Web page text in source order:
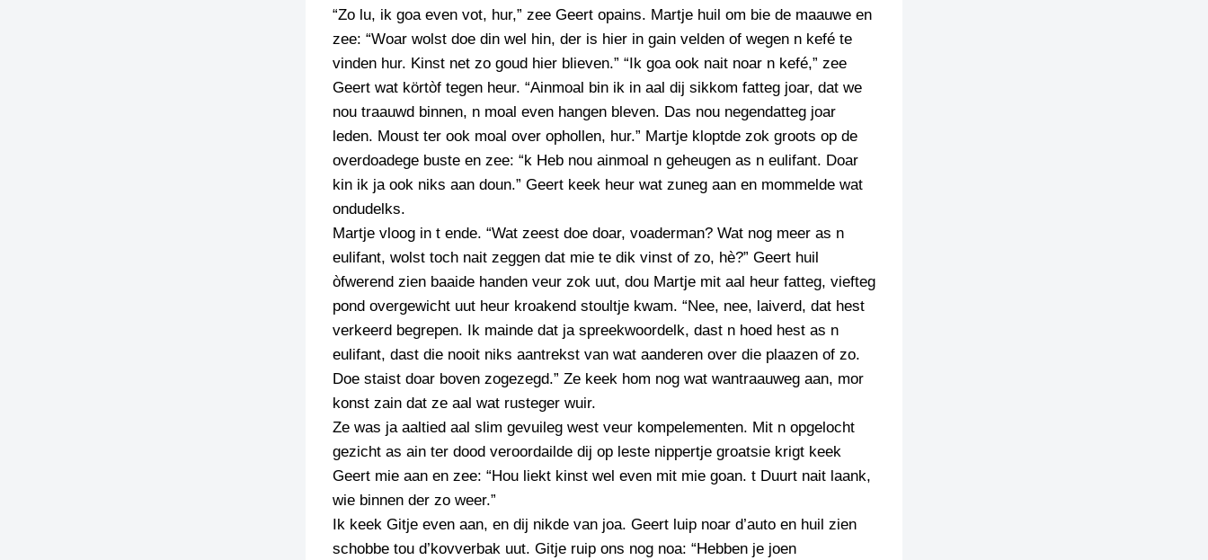
“Zo lu, ik goa even vot, hur,” zee Geert opains. Martje huil om bie de maauwe en
zee: “Woar wolst doe din wel hin, der is hier in gain velden of wegen n kefé te
vinden hur. Kinst net zo goud hier blieven.” “Ik goa ook nait noar n kefé,” zee
Geert wat körtòf tegen heur. “Ainmoal bin ik in aal dij sikkom fatteg joar, dat we
nou traauwd binnen, n moal even hangen bleven. Das nou negendatteg joar
leden. Moust ter ook moal over ophollen, hur.” Martje kloptde zok groots op de
overdoadege buste en zee: “k Heb nou ainmoal n geheugen as n eulifant. Doar
kin ik ja ook niks aan doun.” Geert keek heur wat zuneg aan en mommelde wat
ondudelks.
Martje vloog in t ende. “Wat zeest doe doar, voaderman? Wat nog meer as n
eulifant, wolst toch nait zeggen dat mie te dik vinst of zo, hè?” Geert huil
òfwerend zien baaide handen veur zok uut, dou Martje mit aal heur fatteg, viefteg
pond overgewicht uut heur kroakend stoultje kwam. “Nee, nee, laiverd, dat hest
verkeerd begrepen. Ik mainde dat ja spreekwoordelk, dast n hoed hest as n
eulifant, dast die nooit niks aantrekst van wat aanderen over die plaazen of zo.
Doe staist doar boven zogezegd.” Ze keek hom nog wat wantraauweg aan, mor
konst zain dat ze aal wat rusteger wuir.
Ze was ja aaltied aal slim gevuileg west veur kompelementen. Mit n opgelocht
gezicht as ain ter dood veroordailde dij op leste nippertje groatsie krigt keek
Geert mie aan en zee: “Hou liekt kinst wel even mit mie goan. t Duurt nait laank,
wie binnen der zo weer.”
Ik keek Gitje even aan, en dij nikde van joa. Geert luip noar d’auto en huil zien
schobbe tou d’kovverbak uut. Gitje ruip ons nog noa: “Hebben je joen